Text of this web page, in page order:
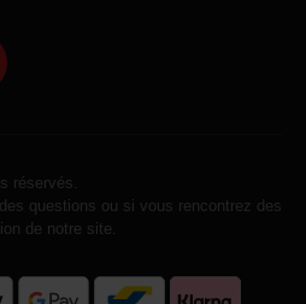
réservés.
questions ou si vous rencontrez des
de notre site.